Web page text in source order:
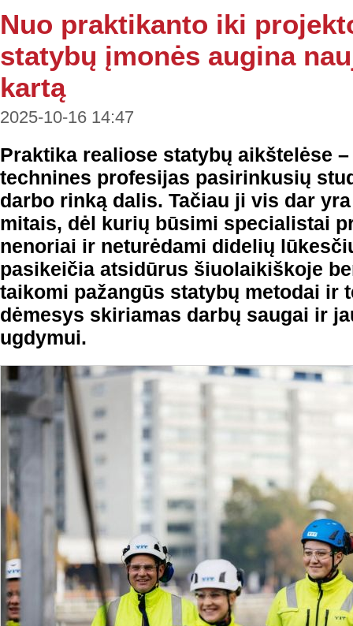
Nuo praktikanto iki
statybų įmonės augina
kartą
2025-10-16 14:47
Praktika realiose statybų aikštelėse
technines profesijas pasirinkusių
darbo rinką dalis. Tačiau ji vis dar
mitais, dėl kurių būsimi specialistai
nenoriai ir neturėdami didelių
pasikeičia atsidūrus šiuolaikiškoje
taikomi pažangūs statybų metodai ir
dėmesys skiriamas darbų saugai ir
ugdymui.